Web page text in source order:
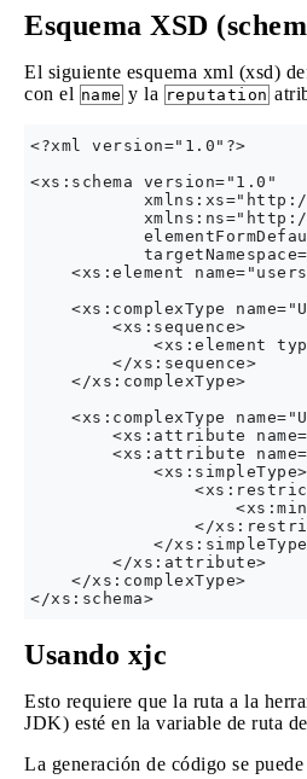
Esquema XSD
El siguiente esquema xml (xsd)
con el name y la reputation
<?xml version="1.0"?>
<xs:schema version="1.0"
<xs:element
<xs:complexType
        <xs:sequence>
<xs:element
        </xs:sequence>
    </xs:complexType>
<xs:complexType
<xs:attribute
<xs:attribute
            <xs:simpleType>
</
</
        </xs:attribute>
    </xs:complexType>
Usando xjc
Esto requiere que la ruta a la
JDK) esté en la variable de ruta
La generación de código se